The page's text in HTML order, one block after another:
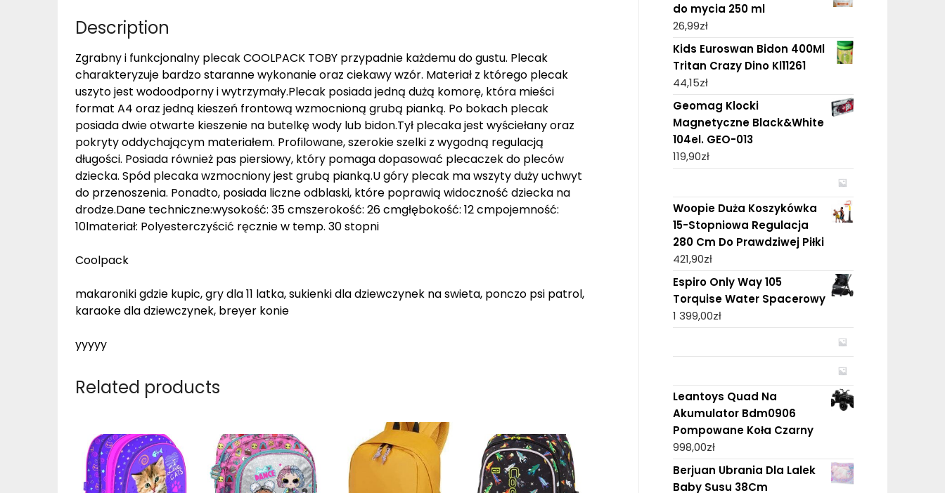
Description
Zgrabny i funkcjonalny plecak COOLPACK TOBY przypadnie każdemu do gustu. Plecak
charakteryzuje bardzo staranne wykonanie oraz ciekawy wzór. Materiał z którego plecak
uszyto jest wodoodporny i wytrzymały.Plecak posiada jedną dużą komorę, która mieści
format A4 oraz jedną kieszeń frontową wzmocnioną grubą pianką. Po bokach plecak
posiada dwie otwarte kieszenie na butelkę wody lub bidon.Tył plecaka jest wyściełany oraz
pokryty oddychającym materiałem. Profilowane, szerokie szelki z wygodną regulacją
długości. Posiada również pas piersiowy, który pomaga dopasować plecaczek do pleców
dziecka. Spód plecaka wzmocniony jest grubą pianką.U góry plecak ma wszyty duży uchwyt
do przenoszenia. Ponadto, posiada liczne odblaski, które poprawią widoczność dziecka na
drodze.Dane techniczne:wysokość: 35 cmszerokość: 26 cmgłębokość: 12 cmpojemność:
10lmateriał: Polyesterczyścić ręcznie w temp. 30 stopni
Coolpack
makaroniki gdzie kupic, gry dla 11 latka, sukienki dla dziewczynek na swieta, ponczo psi patrol,
karaoke dla dziewczynek, breyer konie
yyyyy
Related products
do mycia 250 ml
26,99zł
Kids Euroswan Bidon 400Ml
Tritan Crazy Dino Kl11261
44,15zł
Geomag Klocki
Magnetyczne Black&White
104el. GEO-013
119,90zł
Woopie Duża Koszykówka
15-Stopniowa Regulacja
280 Cm Do Prawdziwej Piłki
421,90zł
Espiro Only Way 105
Torquise Water Spacerowy
1 399,00zł
Leantoys Quad Na
Akumulator Bdm0906
Pompowane Koła Czarny
998,00zł
Berjuan Ubrania Dla Lalek
Baby Susu 38Cm